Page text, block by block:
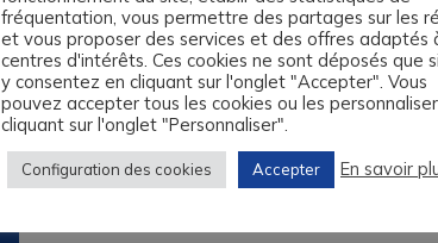
TOEIC (Test of English for International
Communication)
Votre formation en anglais Le Havre
Votre formation en anglais Cherbourg
Votre formation en anglais à Caen
Compte Personnel de Formation
fréquentation, vous permettre des partages sur les
et vous proposer des services et des offres adaptés
centres d'intérêts. Ces cookies ne sont déposés que
y consentez en cliquant sur l'onglet "Accepter". Vous
pouvez accepter tous les cookies ou les
cliquant sur l'onglet "Personnaliser".
Configuration des cookies Accepter En savoir